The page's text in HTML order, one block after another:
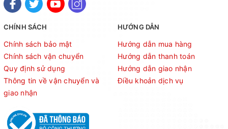
CHÍNH SÁCH
Chính sách bảo mật
Chính sách vận chuyển
Quy định sử dụng
Thông tin về vận chuyển và
giao nhận
HƯỚNG DẪN
Hướng dẫn mua hàng
Hướng dẫn thanh toán
Hướng dẫn giao nhận
Điều khoản dịch vụ